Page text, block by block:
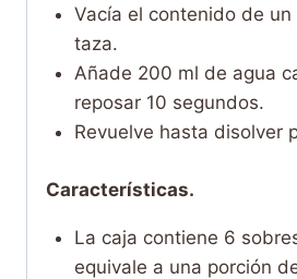
Vacía el contenido de
taza.
Añade 200 ml de agua
reposar 10 segundos.
Revuelve hasta disolver
Características.
La caja contiene 6
equivale a una porción